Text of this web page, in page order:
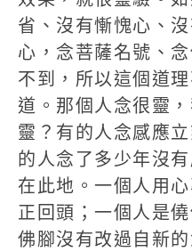
省、沒有慚愧心、
心，念菩薩名號、
不到，所以這個道
道。那個人念很靈
靈？有的人念感應
的人念了多少年沒
在此地。一個人用
正回頭；一個人是
佛腳沒有改過自新